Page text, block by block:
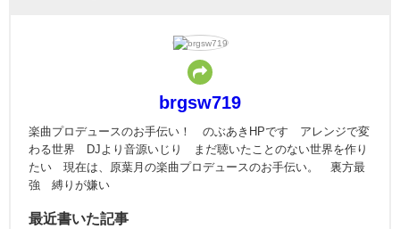
brgsw719
楽曲プロデュースのお手伝い！ のぶあきHPです アレンジで変
わる世界 DJより音源いじり まだ聴いたことのない世界を作り
たい 現在は、原葉月の楽曲プロデュースのお手伝い。 裏方最
強 縛りが嫌い
最近書いた記事